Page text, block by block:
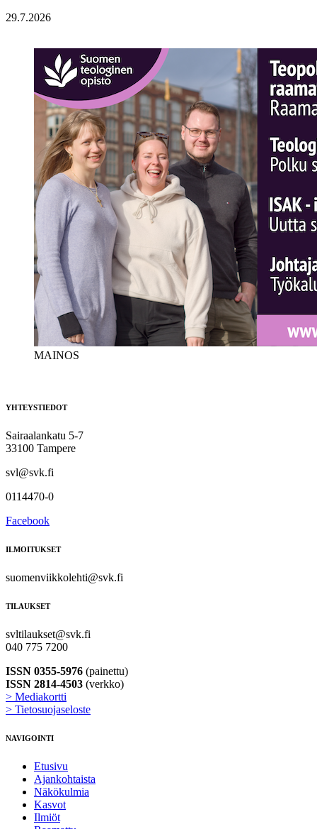
29.7.2026
MAINOS
YHTEYSTIEDOT
Sairaalankatu 5-7
33100 Tampere
svl@svk.fi
0114470-0
Facebook
ILMOITUKSET
suomenviikkolehti@svk.fi
TILAUKSET
svltilaukset@svk.fi
040 775 7200
ISSN 0355-5976 (painettu)
ISSN 2814-4503 (verkko)
> Mediakortti
> Tietosuojaseloste
NAVIGOINTI
Etusivu
Ajankohtaista
Näkökulmia
Kasvot
Ilmiöt